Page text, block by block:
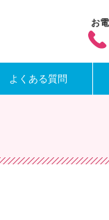
お
よくある質問